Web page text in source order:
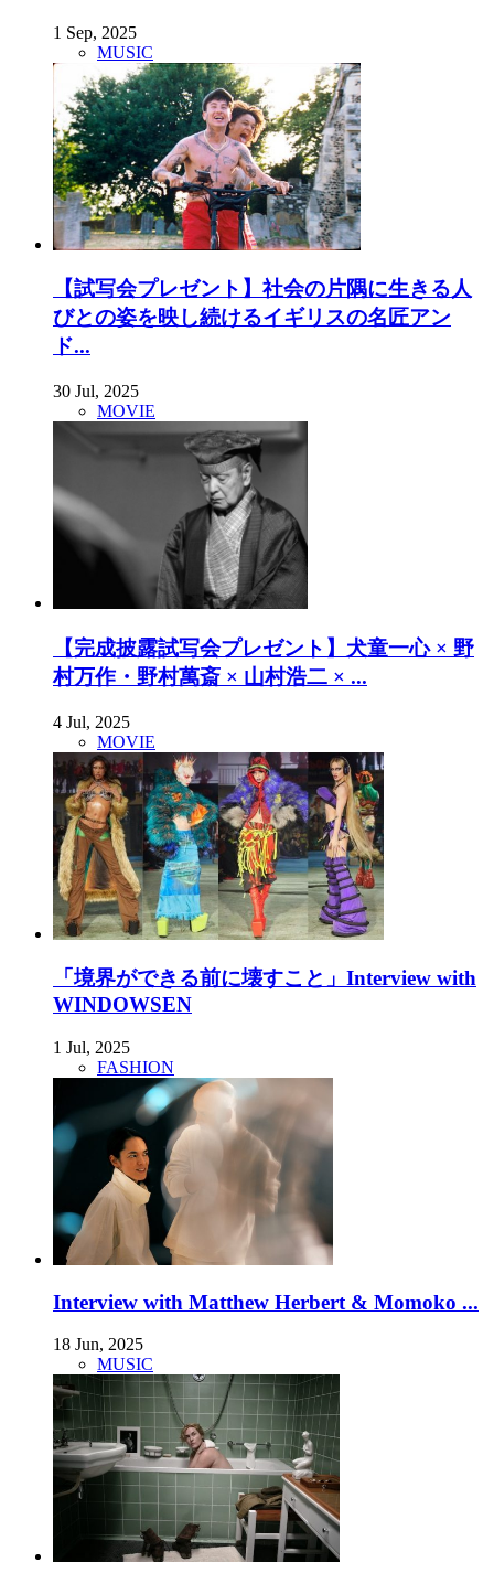
1 Sep, 2025
MUSIC
【試写会プレゼント】社会の片隅に生きる人
びとの姿を映し続けるイギリスの名匠アン
ド...
30 Jul, 2025
MOVIE
【完成披露試写会プレゼント】犬童一心 × 野
村万作・野村萬斎 × 山村浩二 × ...
4 Jul, 2025
MOVIE
「境界ができる前に壊すこと」Interview with
WINDOWSEN
1 Jul, 2025
FASHION
Interview with Matthew Herbert & Momoko ...
18 Jun, 2025
MUSIC